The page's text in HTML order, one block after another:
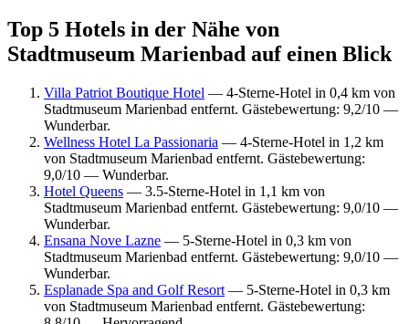
Top 5 Hotels in der Nähe von
Stadtmuseum Marienbad auf einen Blick
Villa Patriot Boutique Hotel — 4-Sterne-Hotel in 0,4 km von
Stadtmuseum Marienbad entfernt. Gästebewertung: 9,2/10 —
Wunderbar.
Wellness Hotel La Passionaria — 4-Sterne-Hotel in 1,2 km
von Stadtmuseum Marienbad entfernt. Gästebewertung:
9,0/10 — Wunderbar.
Hotel Queens — 3.5-Sterne-Hotel in 1,1 km von
Stadtmuseum Marienbad entfernt. Gästebewertung: 9,0/10 —
Wunderbar.
Ensana Nove Lazne — 5-Sterne-Hotel in 0,3 km von
Stadtmuseum Marienbad entfernt. Gästebewertung: 9,0/10 —
Wunderbar.
Esplanade Spa and Golf Resort — 5-Sterne-Hotel in 0,3 km
von Stadtmuseum Marienbad entfernt. Gästebewertung: